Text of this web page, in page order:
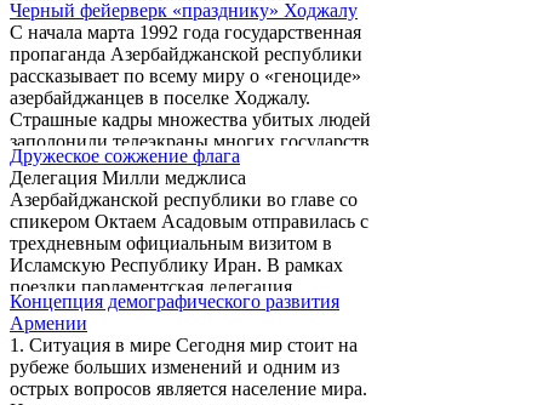
года. Обвинения, ...
неоконсервативного движения Армении.
Что случилось с центром, почему вы
решили сменить аналитическую
деятельность на политическую? -
Аналитический центр "Митк" был основан
в 2005 году группой молодых ученых и
студентов. Основной целью центра было и
остается изучение внешнеполитических
вызовов Армении и Арцаху, а также ...
Черный фейерверк «празднику» Ходжалу
С начала марта 1992 года государственная
пропаганда Азербайджанской республики
рассказывает по всему миру о «геноциде»
азербайджанцев в поселке Ходжалу.
Страшные кадры множества убитых людей
заполонили телеэкраны многих государств.
Азагитпроп сравнивал Ходжалу с
Хиросимой, Катынью, Лидицей и другими
крупными трагедиями ХХ века. А в
подтверждение сказанному без устали
публиковал и тиражировал
многочисленные кадры, призванные
подтвердить «зверства» вооруженных
подразделений Нагорно-Карабахской
Республики. ...
Дружеское сожжение флага
Делегация Милли меджлиса
Азербайджанской республики во главе со
спикером Октаем Асадовым отправилась с
трехдневным официальным визитом в
Исламскую Республику Иран. В рамках
поездки парламентская делегация
Азербайджанской республики встретилась с
официальными лицами Ирана, в том числе
с президентом, председателем парламента и
министром иностранных дел.
Концепция демографического развития
Армении
1. Ситуация в мире Сегодня мир стоит на
рубеже больших изменений и одним из
острых вопросов является население мира.